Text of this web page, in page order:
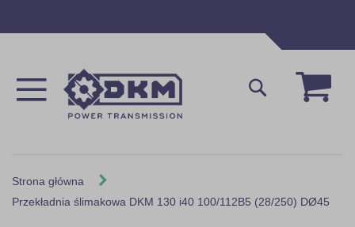
Mój
Szukaj
Strona główna
Przekładnia ślimakowa DKM 130 i40 100/112B5 (28/250) DØ45